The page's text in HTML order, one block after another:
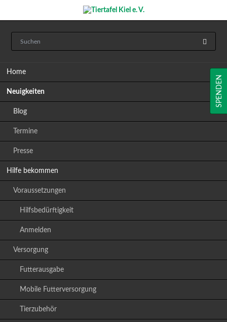
Home
Neuigkeiten
Blog
Termine
Presse
Hilfe bekommen
Voraussetzungen
Hilfsbedürftigkeit
Anmelden
Versorgung
Futterausgabe
Mobile Futterversorgung
Tierzubehör
SPENDEN